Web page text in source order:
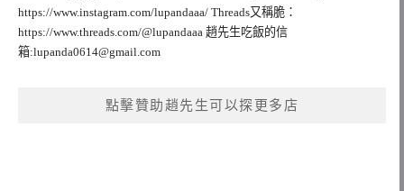
https://www.instagram.com/lupandaaa/ Threads又稱脆：
https://www.threads.com/@lupandaaa 趙先生吃飯的信
箱:lupanda0614@gmail.com
點擊贊助趙先生可以探更多店